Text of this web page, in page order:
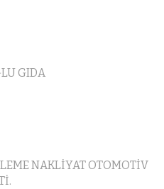
GIDA
NAKLİYAT OTOMOTİV